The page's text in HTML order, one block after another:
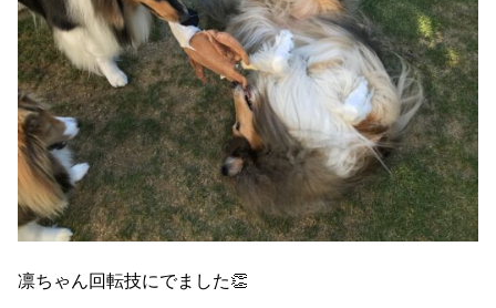
凛ちゃん回転技にでました👏